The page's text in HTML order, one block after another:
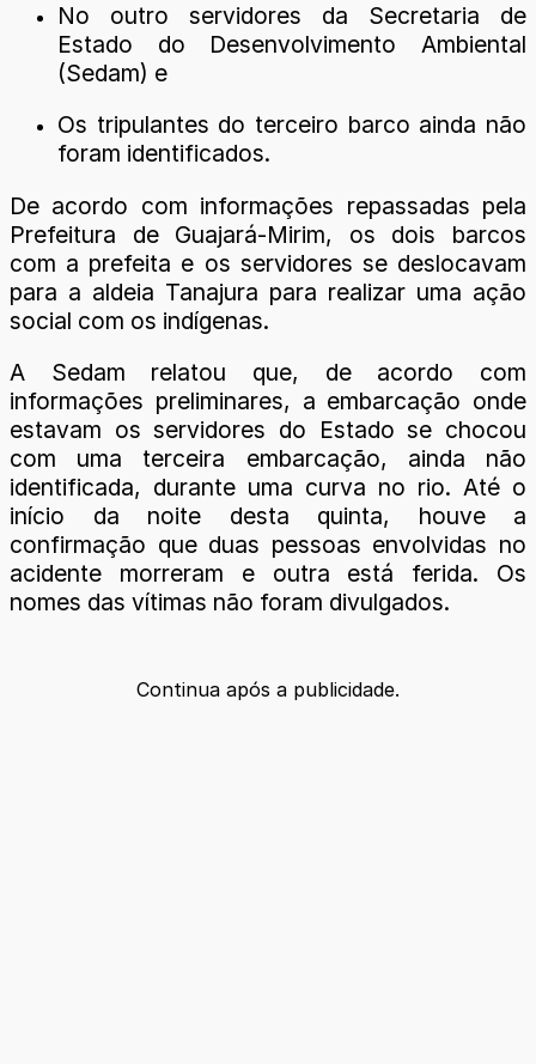
No outro servidores da Secretaria de
Estado do Desenvolvimento Ambiental
(Sedam) e
Os tripulantes do terceiro barco ainda não
foram identificados.
De acordo com informações repassadas pela
Prefeitura de Guajará-Mirim, os dois barcos
com a prefeita e os servidores se deslocavam
para a aldeia Tanajura para realizar uma ação
social com os indígenas.
A Sedam relatou que, de acordo com
informações preliminares, a embarcação onde
estavam os servidores do Estado se chocou
com uma terceira embarcação, ainda não
identificada, durante uma curva no rio. Até o
início da noite desta quinta, houve a
confirmação que duas pessoas envolvidas no
acidente morreram e outra está ferida. Os
nomes das vítimas não foram divulgados.
Continua após a publicidade.